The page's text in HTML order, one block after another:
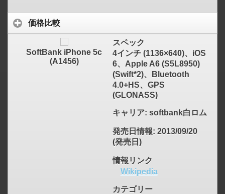
価格比較
SoftBank iPhone 5c
(A1456)
スペック
4インチ (1136×640)、iOS
6、Apple A6 (S5L8950)
(Swift*2)、Bluetooth
4.0+HS、GPS
(GLONASS)
キャリア: softbank白ロム
発売日情報: 2013/09/20
(発売日)
情報リンク
Wikipedia
カテゴリー